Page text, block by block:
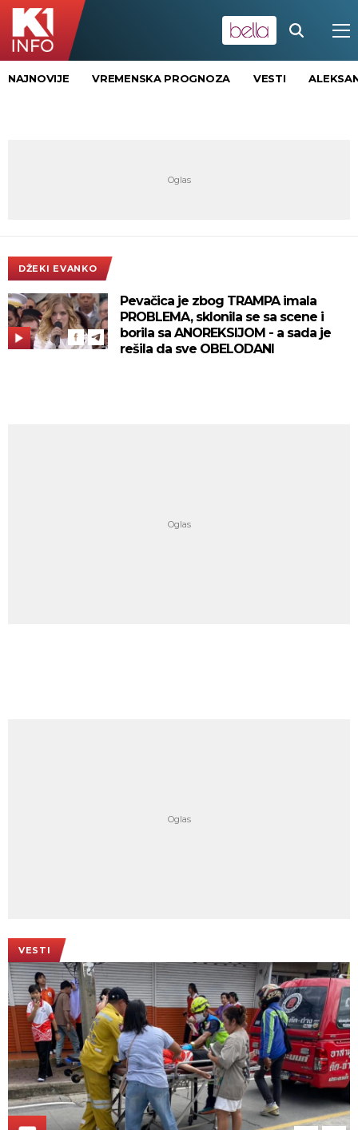
NAJNOVIJE VREMENSKA PROGNOZA VESTI
DŽEKI EVANKO
Pevačica je zbog TRAMPA imala
PROBLEMA, sklonila se sa scene i
borila sa ANOREKSIJOM - a sada je
rešila da sve OBELODANI
VESTI